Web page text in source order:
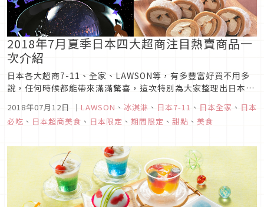
2018年7月夏季日本四大超商注目熱賣商品一
次介紹
日本各大超商7-11、全家、LAWSON等，有多豐富好買不用多
說，任何時候都能帶來滿滿驚喜，這次特別為大家整理出日本各
大超商近期人氣熱賣，甚至因爆量生產不及而暫時停止販售的商
品，在此分別以四大便利商店品牌做為區分，這陣子將前往日本
旅遊的朋友不妨多留意看看唷！
2018年07月12日 ｜ LAWSON 、 冰淇淋 、 日本7-11 、 日本全家 、 日本
必吃 、 日本超商美食 、 日本限定 、 期間限定 、 甜點 、 美食